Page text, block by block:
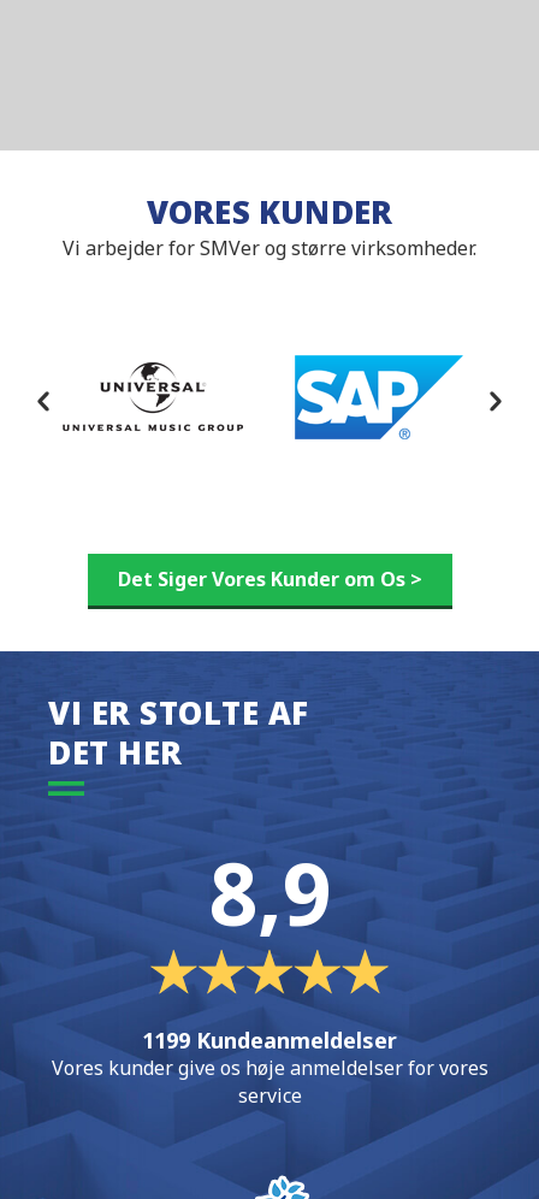
VORES KUNDER
Vi arbejder for SMVer og større virksomheder.
Det Siger Vores Kunder om Os >
VI ER STOLTE AF
DET HER
8,9
1199 Kundeanmeldelser
Vores kunder give os høje anmeldelser for vores
service